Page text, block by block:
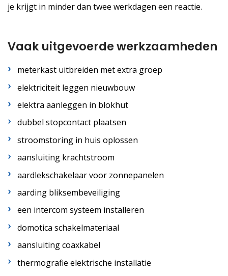
je krijgt in minder dan twee werkdagen een reactie.
Vaak uitgevoerde werkzaamheden
meterkast uitbreiden met extra groep
elektriciteit leggen nieuwbouw
elektra aanleggen in blokhut
dubbel stopcontact plaatsen
stroomstoring in huis oplossen
aansluiting krachtstroom
aardlekschakelaar voor zonnepanelen
aarding bliksembeveiliging
een intercom systeem installeren
domotica schakelmateriaal
aansluiting coaxkabel
thermografie elektrische installatie